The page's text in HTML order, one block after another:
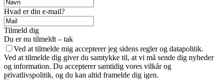
Hvad er din e-mail?
Tilmeld dig
Du er nu tilmeldt – tak
Ved at tilmelde mig accepterer jeg sidens regler og datapolitik.
Ved at tilmelde dig giver du samtykke til, at vi må sende dig nyheder
og information. Du accepterer samtidig vores vilkår og
privatlivspolitik, og du kan altid framelde dig igen.